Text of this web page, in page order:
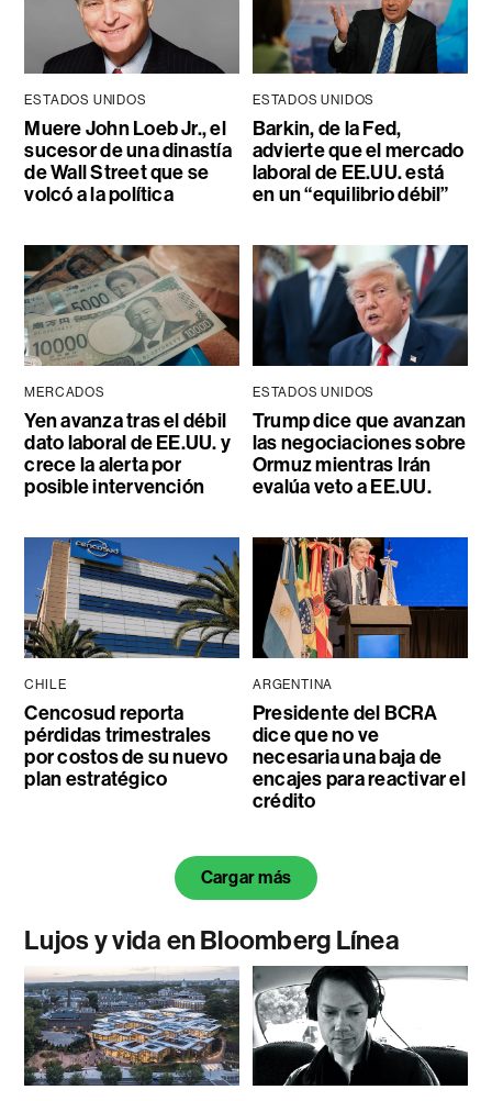
ESTADOS UNIDOS
Muere John Loeb Jr., el
sucesor de una dinastía
de Wall Street que se
volcó a la política
ESTADOS UNIDOS
Barkin, de la Fed,
advierte que el mercado
laboral de EE.UU. está
en un “equilibrio débil”
MERCADOS
Yen avanza tras el débil
dato laboral de EE.UU. y
crece la alerta por
posible intervención
ESTADOS UNIDOS
Trump dice que avanzan
las negociaciones sobre
Ormuz mientras Irán
evalúa veto a EE.UU.
CHILE
Cencosud reporta
pérdidas trimestrales
por costos de su nuevo
plan estratégico
ARGENTINA
Presidente del BCRA
dice que no ve
necesaria una baja de
encajes para reactivar el
crédito
Cargar más
Lujos y vida en Bloomberg Línea